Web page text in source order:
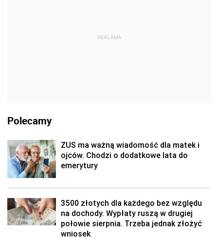
REKLAMA
Polecamy
ZUS ma ważną wiadomość dla matek i
ojców. Chodzi o dodatkowe lata do
emerytury
3500 złotych dla każdego bez względu
na dochody. Wypłaty ruszą w drugiej
połowie sierpnia. Trzeba jednak złożyć
wniosek